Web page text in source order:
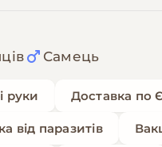
Самець
руки Доставка по
від паразитів